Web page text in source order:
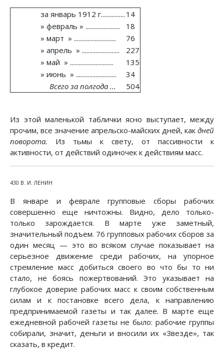
за январь 1912 г................ 14
» февраль » .......................
18
» март » ............................
76
» апрель » .........................
227
» май » .............................
135
» июнь » ...........................
34
Всего за полгода ...
504
Из этой маленькой таблички ясно выступает, между
прочим, все значение апрельско-майских дней, как дней
поворота. Из тьмы к свету, от пассивности к
активности, от действий одиночек к действиям масс.
430 В. И. ЛЕНИН
В январе и феврале групповые сборы рабочих
совершенно еще ничтожны. Видно, дело только-
только зарождается. В марте уже заметный,
значительный подъем. 76 групповых рабочих сборов за
один месяц — это во всяком случае показывает на
серьезное движение среди рабочих, на упорное
стремление масс добиться своего во что бы то ни
стало, не боясь пожертвований. Это указывает на
глубокое доверие рабочих масс к своим собственным
силам и к постановке всего дела, к направлению
предпринимаемой газеты и так далее. В марте еще
ежедневной рабочей газеты не было: рабочие группы
собирали, значит, деньги и вносили их «Звезде», так
сказать, в кредит.